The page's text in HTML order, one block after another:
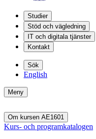
Studier
Stöd och vägledning
IT och digitala tjänster
Kontakt
Sök
English
Meny
Om kursen AE1601
Kurs- och programkatalogen